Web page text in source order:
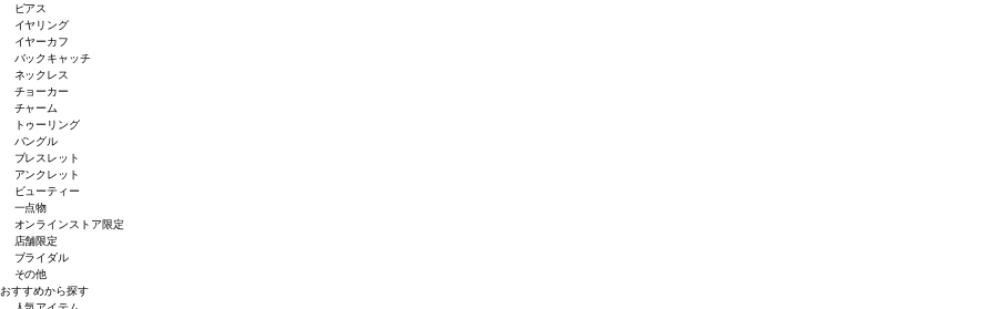
ピアス
イヤリング
イヤーカフ
バックキャッチ
ネックレス
チョーカー
チャーム
トゥーリング
バングル
ブレスレット
アンクレット
ビューティー
一点物
オンラインストア限定
店舗限定
ブライダル
その他
おすすめから探す